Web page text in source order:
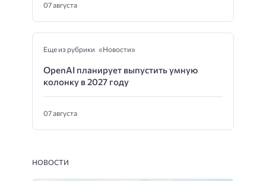
07 августа
Еще из рубрики «Новости»
OpenAI планирует выпустить умную
колонку в 2027 году
07 августа
НОВОСТИ